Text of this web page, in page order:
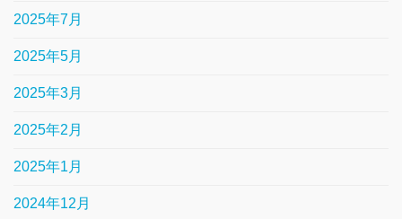
2025年7月
2025年5月
2025年3月
2025年2月
2025年1月
2024年12月